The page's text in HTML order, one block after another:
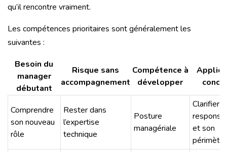
qu’il rencontre vraiment.
Les compétences prioritaires sont généralement les
suivantes :
Besoin du
manager
débutant
Risque sans
accompagnement
Compétence à
développer
Comprendre
son nouveau
rôle
Rester dans
l’expertise
technique
Posture
managériale
Clarifier
et son
périmètre